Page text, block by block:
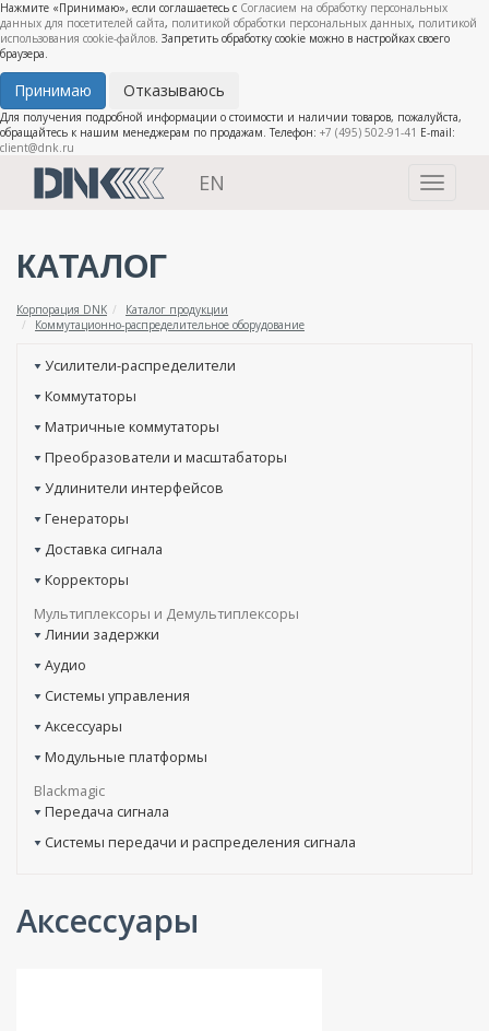
Нажмите «Принимаю», если соглашаетесь с Согласием на обработку персональных
данных для посетителей сайта, политикой обработки персональных данных, политикой
использования cookie-файлов. Запретить обработку cookie можно в настройках своего
браузера.
Принимаю Отказываюсь
Для получения подробной информации о стоимости и наличии товаров, пожалуйста,
обращайтесь к нашим менеджерам по продажам. Телефон: +7 (495) 502-91-41 E-mail:
client@dnk.ru
Toggle
EN
КАТАЛОГ
Корпорация DNK
Каталог продукции
Коммутационно-распределительное оборудование
Усилители-распределители
Коммутаторы
Матричные коммутаторы
Преобразователи и масштабаторы
Удлинители интерфейсов
Генераторы
Доставка сигнала
Корректоры
Мультиплексоры и Демультиплексоры
Линии задержки
Аудио
Системы управления
Аксессуары
Модульные платформы
Blackmagic
Передача сигнала
Системы передачи и распределения сигнала
Аксессуары